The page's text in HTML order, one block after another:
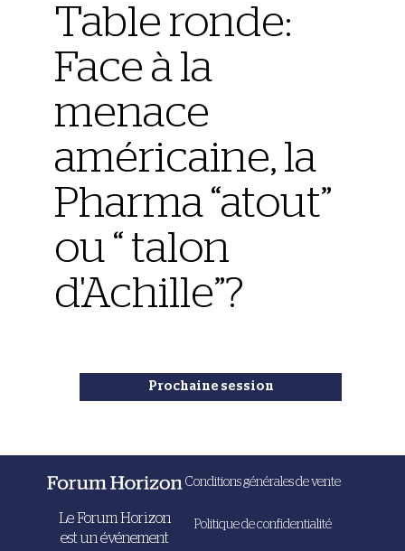
Table ronde:
Face à la
menace
américaine, la
Pharma “atout”
ou “ talon
d'Achille”?
Prochaine session
Le Forum Horizon
est un événement
Conditions générales de vente
Politique de confidentialité